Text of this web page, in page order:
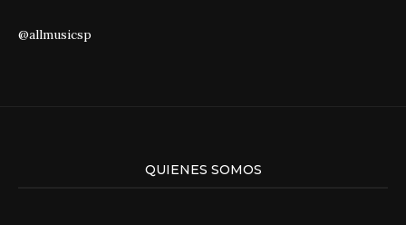
@allmusicsp
QUIENES SOMOS